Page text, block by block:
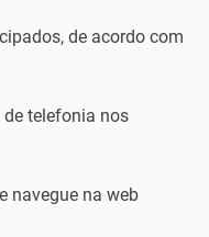
de acordo com
telefonia nos
navegue na web